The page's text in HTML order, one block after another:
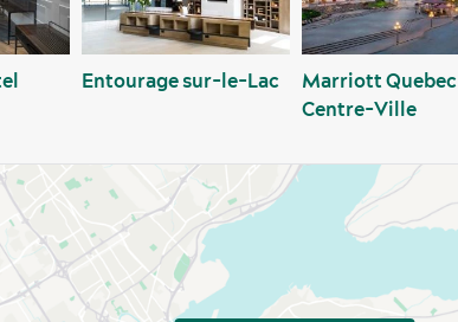
Entourage sur-le-Lac
Marriott Quebec
Centre-Ville